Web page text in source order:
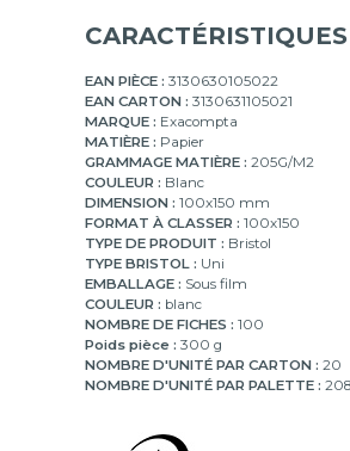
CARACTÉRISTIQUES
EAN PIÈCE : 3130630105022
EAN CARTON : 3130631105021
MARQUE : Exacompta
MATIÈRE : Papier
GRAMMAGE MATIÈRE : 205G/M2
COULEUR : Blanc
DIMENSION : 100x150 mm
FORMAT À CLASSER : 100x150
TYPE DE PRODUIT : Bristol
TYPE BRISTOL : Uni
EMBALLAGE : Sous film
COULEUR : blanc
NOMBRE DE FICHES : 100
Poids pièce : 300 g
NOMBRE D'UNITÉ PAR CARTON : 20
NOMBRE D'UNITÉ PAR PALETTE :